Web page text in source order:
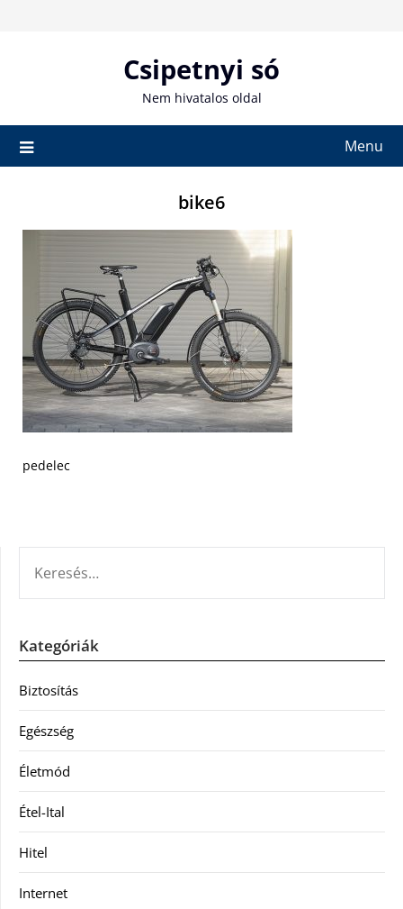
Csipetnyi só
Nem hivatalos oldal
Menu
bike6
pedelec
Kategóriák
Biztosítás
Egészség
Életmód
Étel-Ital
Hitel
Internet